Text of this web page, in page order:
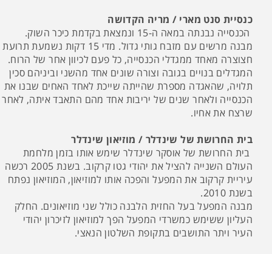
כנסיית סנט מארי / מריה הקדושה
הכנסייה נבנתה במאה ה-15 ונמצאת בקדמת כיכר השוק.
מבנה מרשים עם מזבח גותי גדול. מדי 15 דקות נשמעת תרועת
חצוצרה מאחד ממגדלי הכנסייה, כל פעם לכיוון אחר של הרוח.
המגדלים בנויים בגובה וצורה שונים אחד מהשני וביניהם סכין
תלויה, שהאגדה מספרת שהייתה שייכת לאחד האחים שבנו את
הכנסייה ולאחר שנים של יריבות אחד מהם התאבד איתה, לאחר
שרצח את אחיו.
בית החרושת של שינדלר / מוזיאון שינדלר
בית החרושת של אוסקר שינדלר שימש אותו בזמן מלחמת
העולם השנייה להציל את יהודי גטו קרקוב. בשנת 2005 רכשה
עיריית קרקוב את המפעל והפכה אותו למוזיאון, המוזיאון נפתח
בשנת 2010.
מבנה המפעל בעל החזית הלבנה כולל שני מוזיאונים. החלק
העליון ששימש כמשרדי המפעל הפך למוזיאון לזיכרון יהודי
העיר ויתר התושבים בתקופת השלטון הנאצי.